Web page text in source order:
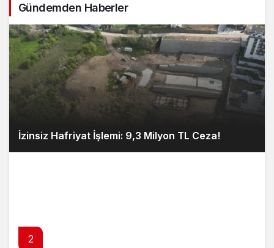
Gündemden Haberler
İzinsiz Hafriyat İşlemi: 9,3 Milyon TL Ceza!
2